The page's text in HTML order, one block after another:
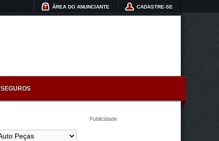
CADASTRE-SE
ÁREA DO ANUNCIANTE
SEGUROS
Publicidade